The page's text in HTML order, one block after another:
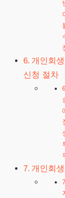
개인회
신청 절차
개인회